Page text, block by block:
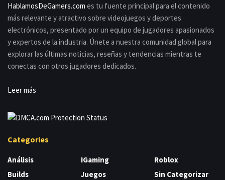
HablamosDeGamers.com es tu fuente principal para el contenido
más relevante y atractivo sobre videojuegos y deportes
electrónicos, presentado por un equipo de jugadores apasionados
y expertos de la industria. Únete a nuestra comunidad global para
explorar las últimas noticias, reseñas y tendencias mientras te
conectas con otros jugadores dedicados.
Leer más
Categories
Análisis
Builds
IGaming
Juegos
Roblox
Sin Categorizar